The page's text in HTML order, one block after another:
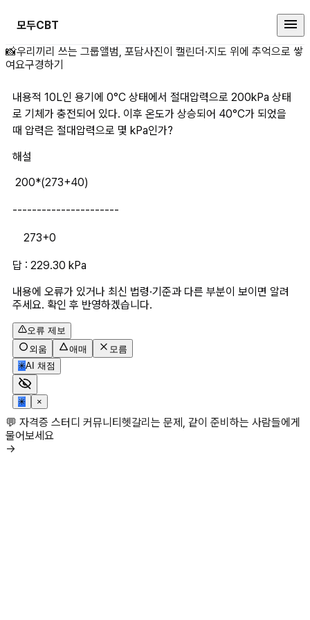
모두CBT
내용적 10L인 용기에 0°C 상태에
📸우리끼리 쓰는 그룹앨범, 포담사진이 캘린더·지도 위에 추억으로 쌓
여요구경하기
내용적 10L인 용기에 0°C 상태에서 절대압력으로 200kPa 상태
로 기체가 충전되어 있다. 이후 온도가 상승되어 40°C가 되었을
때 압력은 절대압력으로 몇 kPa인가?
해설
200*(273+40)
----------------------
    273+0
답 : 229.30 kPa
내용에 오류가 있거나 최신 법령·기준과 다른 부분이 보이면 알려
주세요. 확인 후 반영하겠습니다.
오류 제보
외움
애매
모름
✳AI 채점
✳ ×
💬 자격증 스터디 커뮤니티헷갈리는 문제, 같이 준비하는 사람들에게
물어보세요
→